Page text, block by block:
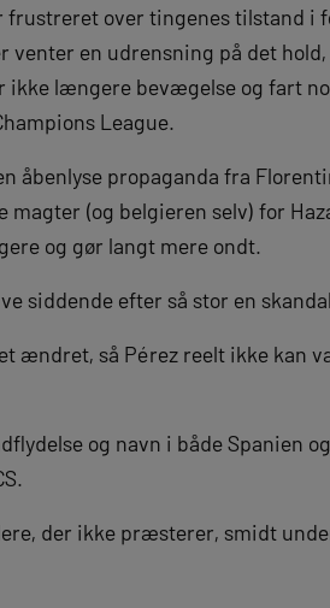
over tingenes tilstand i
en udrensning på det
længere bevægelse og fart
League.
åbenlyse propaganda fra
(og belgieren selv) for
og gør langt mere ondt.
siddende efter så stor en
ændret, så Pérez reelt ikke kan
og navn i både Spanien
der ikke præsterer, smidt